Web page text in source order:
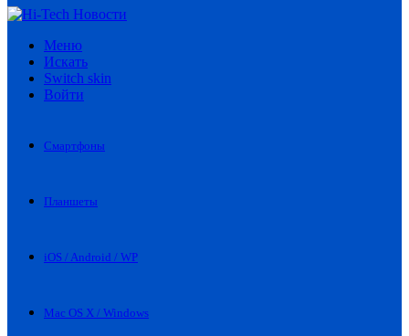
Меню
Искать
Switch skin
Войти
Смартфоны
Планшеты
iOS / Android / WP
Mac OS X / Windows